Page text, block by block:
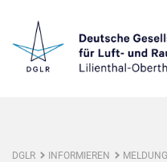
DGLR INFORMIEREN